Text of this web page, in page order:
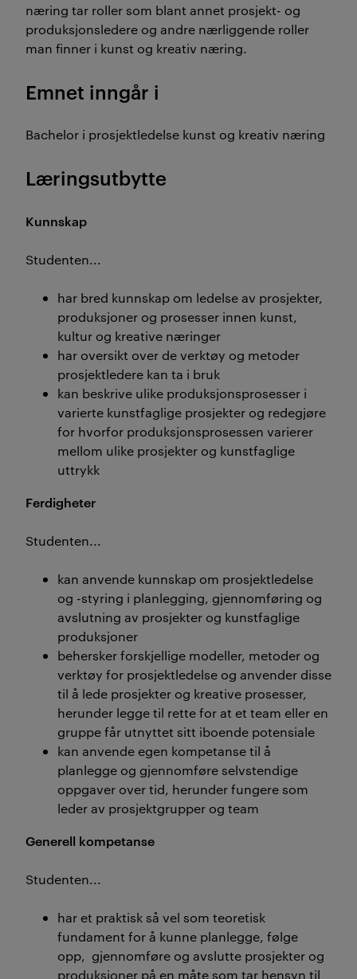
næring tar roller som blant annet prosjekt- og
produksjonsledere og andre nærliggende roller
man finner i kunst og kreativ næring.
Emnet inngår i
Bachelor i prosjektledelse kunst og kreativ næring
Læringsutbytte
Kunnskap
Studenten...
har bred kunnskap om ledelse av prosjekter,
produksjoner og prosesser innen kunst,
kultur og kreative næringer
har oversikt over de verktøy og metoder
prosjektledere kan ta i bruk
kan beskrive ulike produksjonsprosesser i
varierte kunstfaglige prosjekter og redegjøre
for hvorfor produksjonsprosessen varierer
mellom ulike prosjekter og kunstfaglige
uttrykk
Ferdigheter
Studenten...
kan anvende kunnskap om prosjektledelse
og -styring i planlegging, gjennomføring og
avslutning av prosjekter og kunstfaglige
produksjoner
behersker forskjellige modeller, metoder og
verktøy for prosjektledelse og anvender disse
til å lede prosjekter og kreative prosesser,
herunder legge til rette for at et team eller en
gruppe får utnyttet sitt iboende potensiale
kan anvende egen kompetanse til å
planlegge og gjennomføre selvstendige
oppgaver over tid, herunder fungere som
leder av prosjektgrupper og team
Generell kompetanse
Studenten...
har et praktisk så vel som teoretisk
fundament for å kunne planlegge, følge
opp, gjennomføre og avslutte prosjekter og
produksjoner på en måte som tar hensyn til